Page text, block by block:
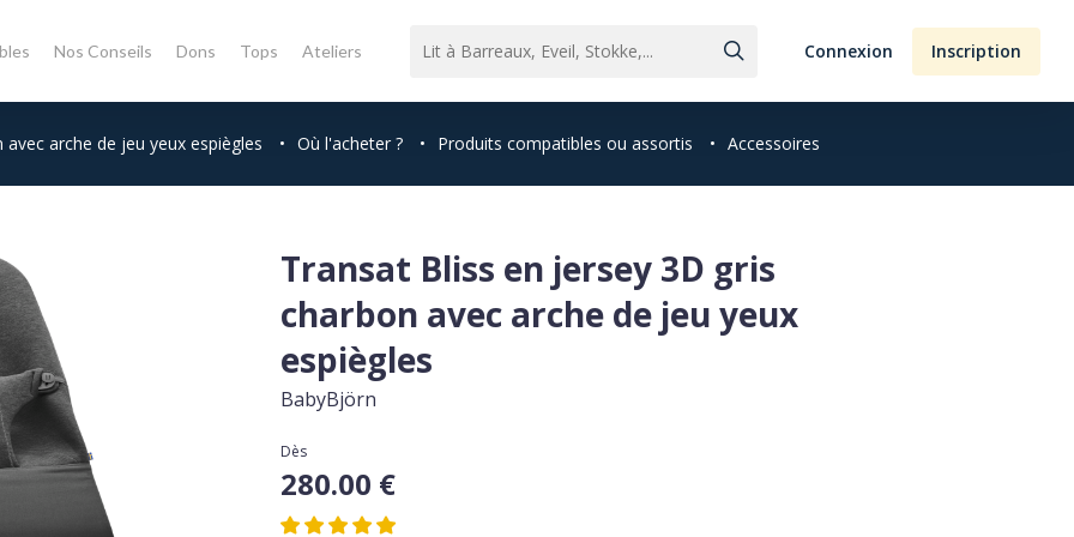
Nos Conseils Dons Tops Ateliers Connexion Inscription
arche de jeu yeux espiègles • Où l'acheter ? • Produits compatibles ou assortis • Accessoires
Transat Bliss en jersey 3D gris
charbon avec arche de jeu yeux
espiègles
BabyBjörn
Dès
280.00 €